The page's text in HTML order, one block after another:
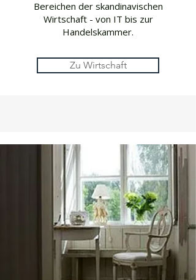
Bereichen der skandinavischen
Wirtschaft - von IT bis zur
Handelskammer.
Zu Wirtschaft